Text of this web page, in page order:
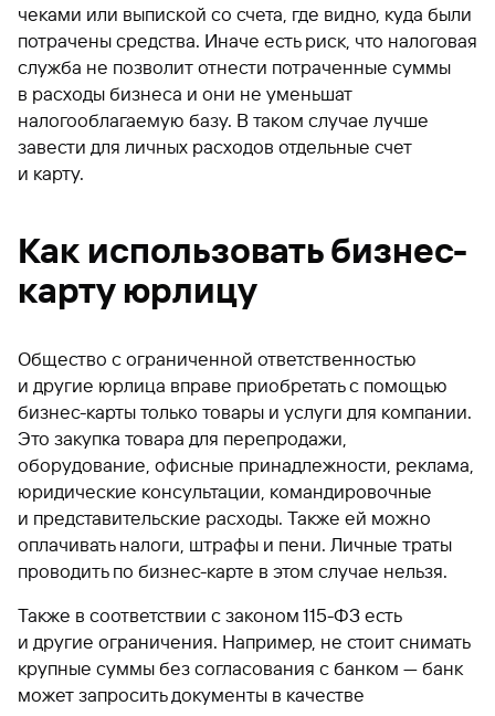
чеками или выпиской со счета, где видно, куда были
потрачены средства. Иначе есть риск, что налоговая
служба не позволит отнести потраченные суммы
в расходы бизнеса и они не уменьшат
налогооблагаемую базу. В таком случае лучше
завести для личных расходов отдельные счет
и карту.
Как использовать бизнес-
карту юрлицу
Общество с ограниченной ответственностью
и другие юрлица вправе приобретать с помощью
бизнес-карты только товары и услуги для компании.
Это закупка товара для перепродажи,
оборудование, офисные принадлежности, реклама,
юридические консультации, командировочные
и представительские расходы. Также ей можно
оплачивать налоги, штрафы и пени. Личные траты
проводить по бизнес-карте в этом случае нельзя.
Также в соответствии с законом 115-ФЗ есть
и другие ограничения. Например, не стоит снимать
крупные суммы без согласования с банком — банк
может запросить документы в качестве